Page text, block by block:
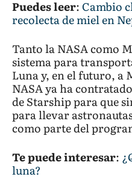
Puedes leer: Cambio
recolecta de miel en
Tanto la NASA como
sistema para
Luna y, en el futuro, a
NASA ya ha
de Starship para que
para llevar
como parte del
Te puede interesar:
luna?